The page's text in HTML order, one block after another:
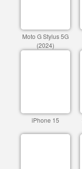
Moto G Stylus 5G
(2024)
iPhone 15